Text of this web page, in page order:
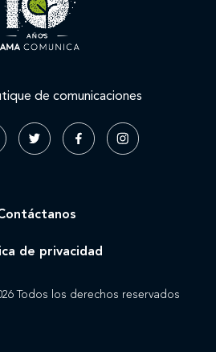
de comunicaciones
Todos los derechos reservados
de privacidad